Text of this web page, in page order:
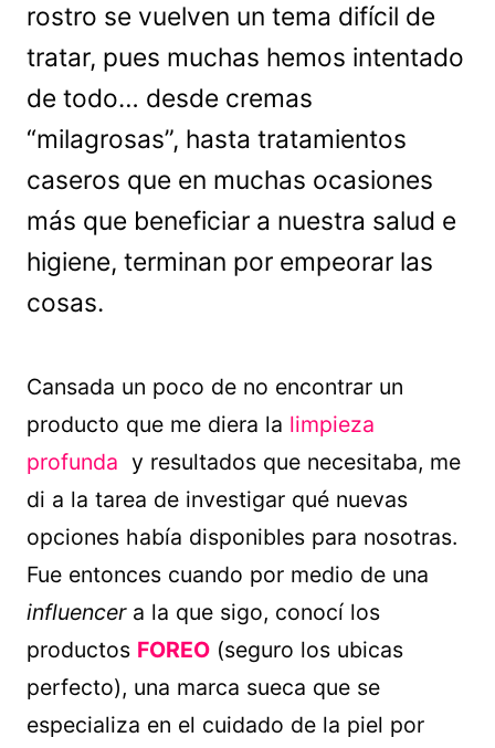
rostro se vuelven un tema difícil de
tratar, pues muchas hemos intentado
de todo… desde cremas
“milagrosas”, hasta tratamientos
caseros que en muchas ocasiones
más que beneficiar a nuestra salud e
higiene, terminan por empeorar las
cosas.
Cansada un poco de no encontrar un
producto que me diera la limpieza
profunda y resultados que necesitaba, me
di a la tarea de investigar qué nuevas
opciones había disponibles para nosotras.
Fue entonces cuando por medio de una
influencera la que sigo, conocí los
productos FOREO (seguro los ubicas
perfecto), una marca sueca que se
especializa en el cuidado de la piel por